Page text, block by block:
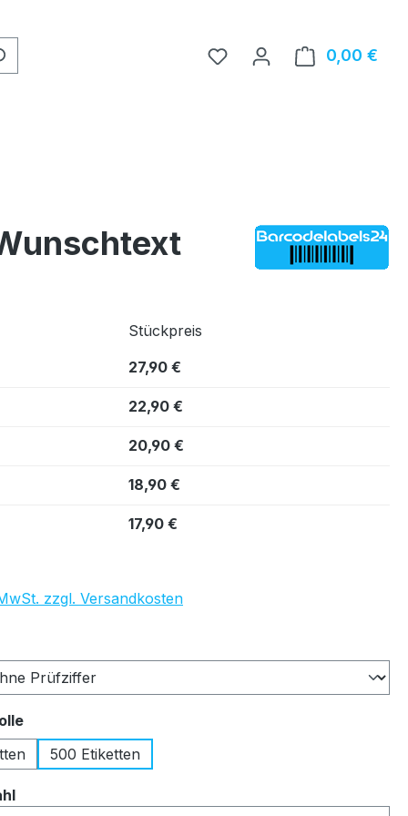
0,00 €
Stückpreis
27,90 €
22,90 €
20,90 €
18,90 €
17,90 €
zzgl. Versandkosten
auswählen
500 Etiketten
auswählen